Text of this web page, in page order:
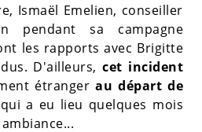
Ismaël Emelien, conseiller
pendant sa campagne
les rapports avec Brigitte
D'ailleurs,cet incident
étrangerau départ de
a eu lieu quelques mois